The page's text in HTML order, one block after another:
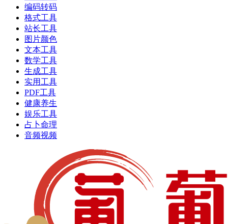
编码转码
格式工具
站长工具
图片颜色
文本工具
数学工具
生成工具
实用工具
PDF工具
健康养生
娱乐工具
占卜命理
音频视频